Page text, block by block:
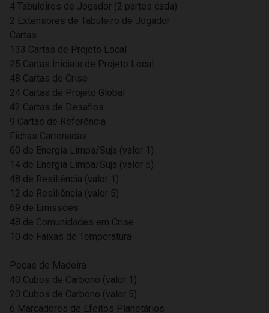
4 Tabuleiros de Jogador (2 partes cada)
2 Extensores de Tabuleiro de Jogador
Cartas
133 Cartas de Projeto Local
25 Cartas Iniciais de Projeto Local
48 Cartas de Crise
24 Cartas de Projeto Global
42 Cartas de Desafios
9 Cartas de Referência
Fichas Cartonadas
60 de Energia Limpa/Suja (valor 1)
14 de Energia Limpa/Suja (valor 5)
48 de Resiliência (valor 1)
12 de Resiliência (valor 5)
69 de Emissões
48 de Comunidades em Crise
10 de Faixas de Temperatura
Peças de Madeira
40 Cubos de Carbono (valor 1)
20 Cubos de Carbono (valor 5)
6 Marcadores de Efeitos Planetários